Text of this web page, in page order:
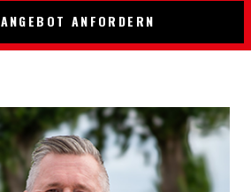
ANGEBOT ANFORDERN